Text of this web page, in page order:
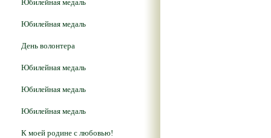
Юбилейная медаль
Юбилейная медаль
День волонтера
Юбилейная медаль
Юбилейная медаль
Юбилейная медаль
К моей родине с любовью!